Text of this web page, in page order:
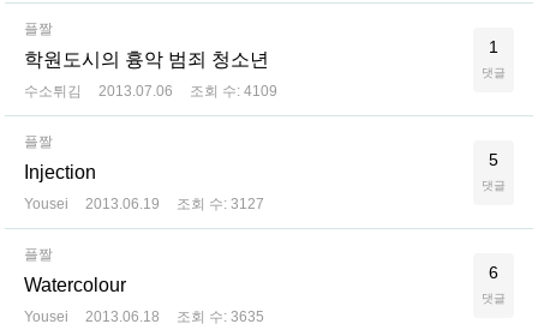
플짤
학원도시의 흉악 범죄 청소년
수소튀김 2013.07.06 조회 수: 4109
1
댓글
플짤
Injection
Yousei 2013.06.19 조회 수: 3127
5
댓글
플짤
Watercolour
Yousei 2013.06.18 조회 수: 3635
6
댓글